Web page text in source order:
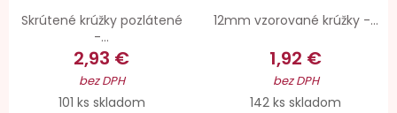
Skrútené krúžky pozlátené
-...
2,93 €
bez DPH
101 ks skladom
12mm vzorované krúžky -...
1,92 €
bez DPH
142 ks skladom